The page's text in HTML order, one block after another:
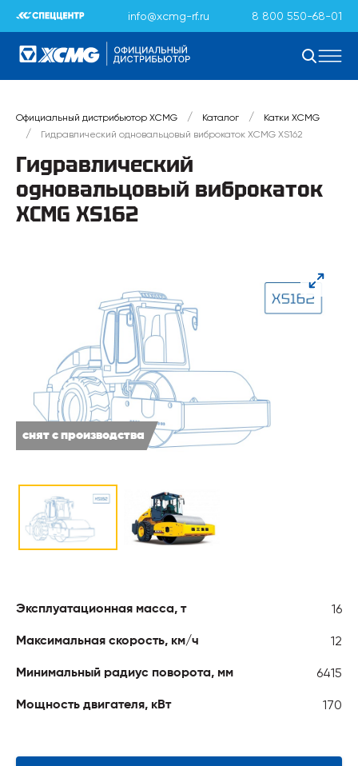
info@xcmg-rf.ru 8 800 550-68-01
Официальный дистрибьютор XCMG / Каталог / Катки XCMG
/ Гидравлический одновальцовый виброкаток XCMG XS162
Гидравлический
одновальцовый виброкаток
XCMG XS162
снят с производства
Эксплуатационная масса, т 16
Максимальная скорость, км/ч 12
Минимальный радиус поворота, мм 6415
Мощность двигателя, кВт 170